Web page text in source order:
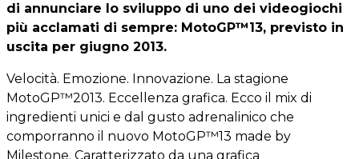
di annunciare lo sviluppo di uno dei videogiochi
più acclamati di sempre: MotoGP™13, previsto in
uscita per giugno 2013.
Velocità. Emozione. Innovazione. La stagione
MotoGP™2013. Eccellenza grafica. Ecco il mix di
ingredienti unici e dal gusto adrenalinico che
comporranno il nuovo MotoGP™13 made by
Milestone. Caratterizzato da una grafica